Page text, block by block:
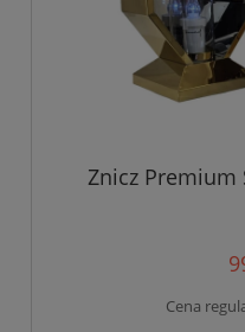
Znicz Premium
Cena